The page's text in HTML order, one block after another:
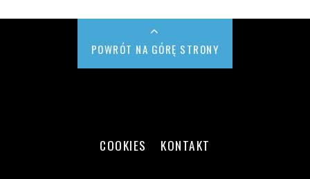
POWRÓT NA GÓRĘ STRONY
COOKIES KONTAKT